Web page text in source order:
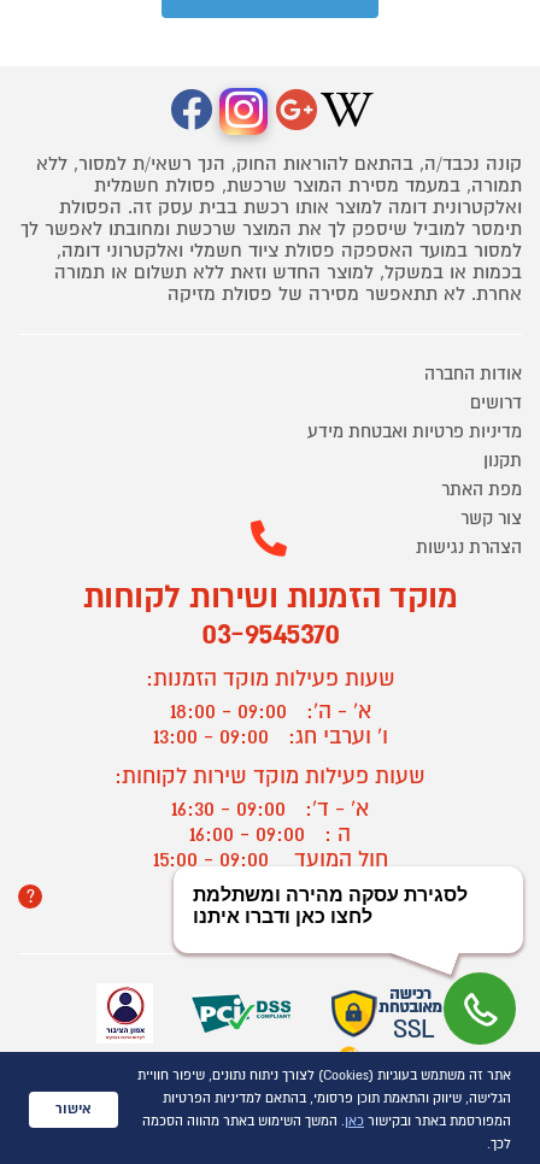
קונה נכבד/ה, בהתאם להוראות החוק, הנך רשאי/ת למסור, ללא
תמורה, במעמד מסירת המוצר שרכשת, פסולת חשמלית
ואלקטרונית דומה למוצר אותו רכשת בבית עסק זה. הפסולת
תימסר למוביל שיספק לך את המוצר שרכשת ומחובתו לאפשר לך
למסור במועד האספקה פסולת ציוד חשמלי ואלקטרוני דומה,
בכמות או במשקל, למוצר החדש וזאת ללא תשלום או תמורה
אחרת. לא תתאפשר מסירה של פסולת מזיקה
אודות החברה
דרושים
מדיניות פרטיות ואבטחת מידע
תקנון
מפת האתר
צור קשר
הצהרת נגישות
מוקד הזמנות ושירות לקוחות
03-9545370
שעות פעילות מוקד הזמנות:
א' - ה':
09:00 - 18:00
ו' וערבי חג:
09:00 - 13:00
שעות פעילות מוקד שירות לקוחות:
א' - ד':
09:00 - 16:30
ה :
09:00 - 16:00
חול המועד
? יצירת קשר/ביטול הזמנה
כל הזכויות שמורות P1000© 2021
התמונות להמחשה בלבד
ט.ל.ח.
אתר זה משתמש בעוגיות (Cookies) לצורך ניתוח נתונים, שיפור חוויית
הגלישה, שיווק והתאמת תוכן פרסומי, בהתאם למדיניות הפרטיות
המפורסמת באתר ובקישור כאן. המשך השימוש באתר מהווה הסכמה
לכך.
אישור